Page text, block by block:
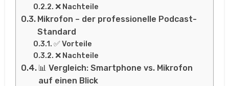
❌ Nachteile
Mikrofon – der professionelle Podcast-
Standard
✅ Vorteile
❌ Nachteile
📊 Vergleich: Smartphone vs. Mikrofon
auf einen Blick